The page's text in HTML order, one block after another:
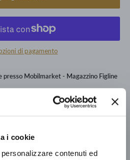
i cookie
contenuti ed
di pagamento
presso Mobilmarket - Magazzino Figline
stimata dei vari prodotti.